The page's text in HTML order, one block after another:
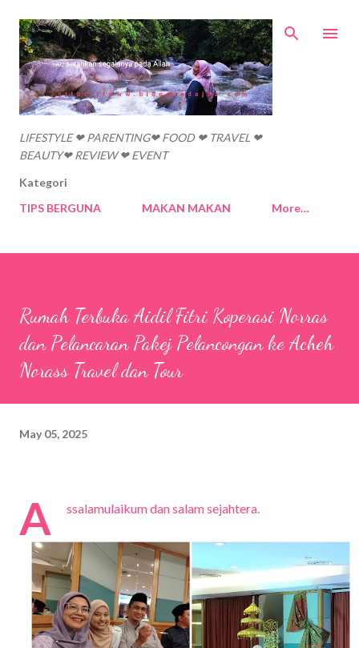
Skip to main content
LIFESTYLE ❤ PARENTING❤ FOOD ❤ TRAVEL ❤
BEAUTY❤ REVIEW ❤ EVENT
Kategori
TIPS BERGUNA
MAKAN MAKAN More…
Rumah Terbuka Aidil Fitri Koperasi Norras
dan Pelancaran Pakej Pelancongan ke Acheh
Norass Travel dan Tour
May 05, 2025
A ssalamulaikum dan salam sejahtera.